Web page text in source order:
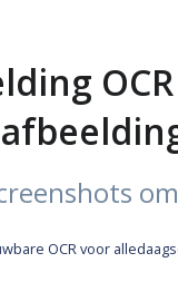
OCR voor